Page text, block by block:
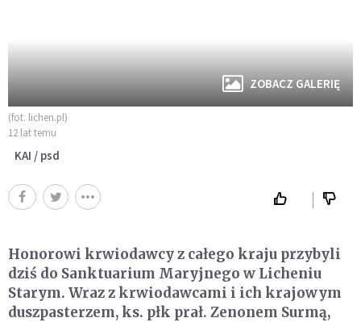
ZOBACZ GALERIĘ
(fot. lichen.pl)
12 lat temu
KAI / psd
Honorowi krwiodawcy z całego kraju przybyli
dziś do Sanktuarium Maryjnego w Licheniu
Starym. Wraz z krwiodawcami i ich krajowym
duszpasterzem, ks. płk prał. Zenonem Surmą,